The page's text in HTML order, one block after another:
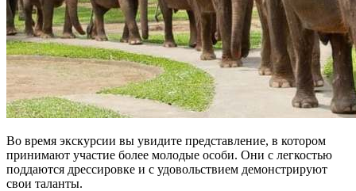
Во время экскурсии вы увидите представление, в котором
принимают участие более молодые особи. Они с легкостью
поддаются дрессировке и с удовольствием демонстрируют
свои таланты.